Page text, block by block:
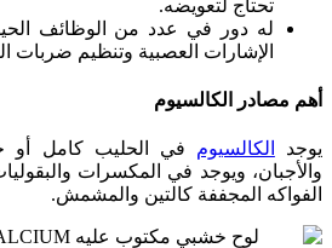
تحتاج لتعويضه.
له دور في عدد من الوظائف
الإشارات العصبية وتنظيم ضربات
أهم مصادر الكالسيوم
يوجد الكالسيوم في الحليب كامل أو
والأجبان، ويوجد في المكسرات
الفواكه المجففة كالتين والمشمش.